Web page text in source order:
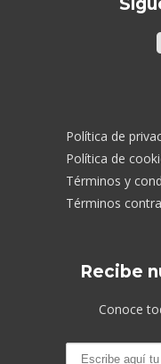
Política de
Política de
Términos y
Términos
Recibe
Conoce